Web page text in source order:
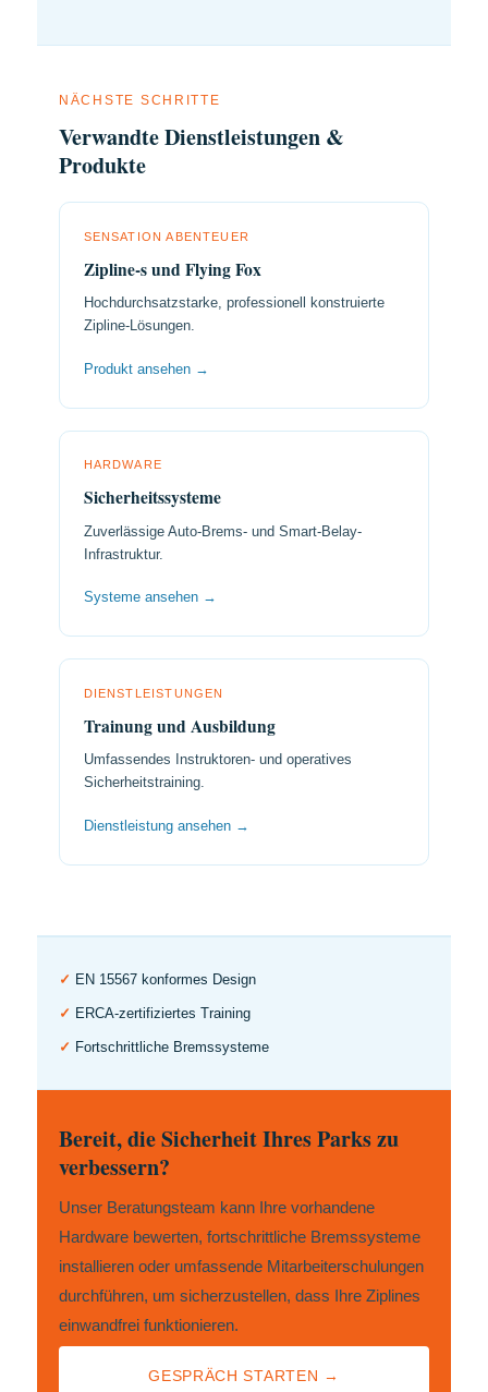
NÄCHSTE SCHRITTE
Verwandte Dienstleistungen &
Produkte
SENSATION ABENTEUER
Zipline-s und Flying Fox
Hochdurchsatzstarke, professionell konstruierte
Zipline-Lösungen.
Produkt ansehen →
HARDWARE
Sicherheitssysteme
Zuverlässige Auto-Brems- und Smart-Belay-
Infrastruktur.
Systeme ansehen →
DIENSTLEISTUNGEN
Trainung und Ausbildung
Umfassendes Instruktoren- und operatives
Sicherheitstraining.
Dienstleistung ansehen →
✓ EN 15567 konformes Design
✓ ERCA-zertifiziertes Training
✓ Fortschrittliche Bremssysteme
Bereit, die Sicherheit Ihres Parks zu
verbessern?
Unser Beratungsteam kann Ihre vorhandene
Hardware bewerten, fortschrittliche Bremssysteme
installieren oder umfassende Mitarbeiterschulungen
durchführen, um sicherzustellen, dass Ihre Ziplines
einwandfrei funktionieren.
GESPRÄCH STARTEN →